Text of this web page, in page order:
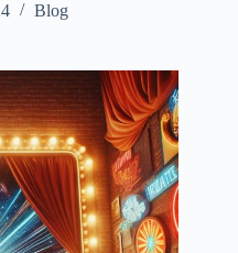
Blog